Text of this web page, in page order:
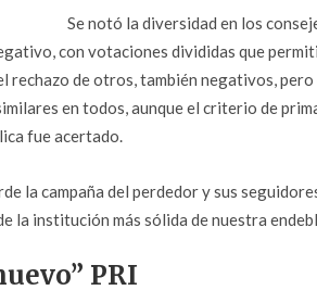
Se notó la diversidad en los
con votaciones divididas que
de otros, también negativos,
en todos, aunque el criterio de
fue acertado.
la campaña del perdedor y sus
la institución más sólida de nuestra
PRI